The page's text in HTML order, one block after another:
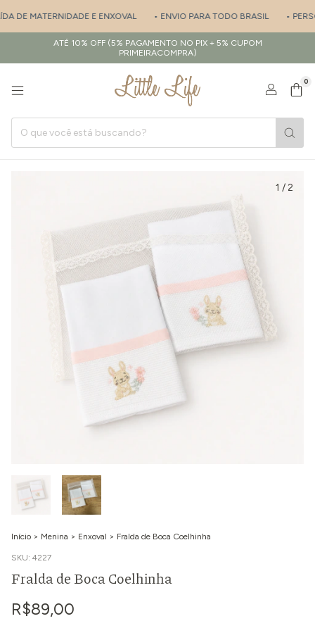
DE MATERNIDADE E ENXOVAL • ENVIO PARA TODO BRASIL •
ATÉ 10% OFF (5% PAGAMENTO NO PIX + 5% CUPOM
PRIMEIRACOMPRA)
0
1 /2
Início > Menina > Enxoval > Fralda de Boca Coelhinha
SKU: 4227
Fralda de Boca Coelhinha
R$89,00